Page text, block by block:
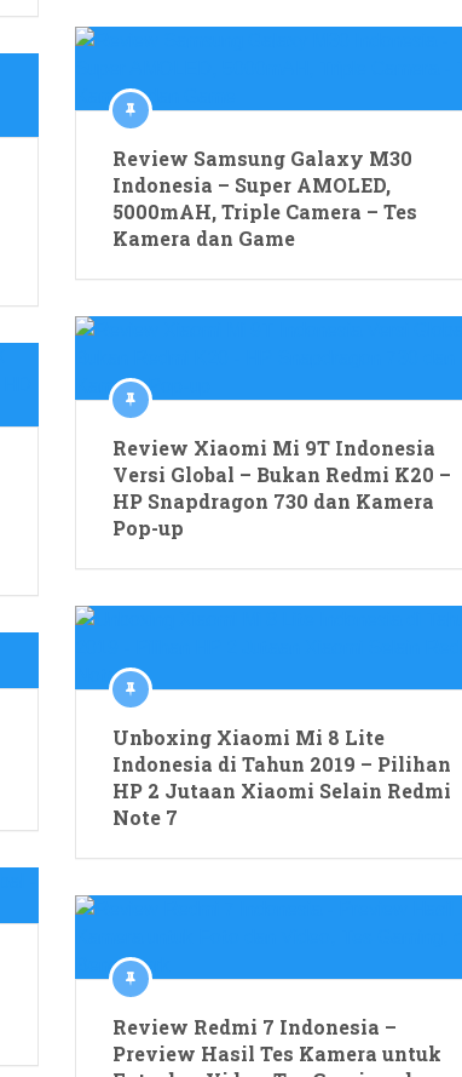
Review Samsung Galaxy M30
Indonesia – Super AMOLED,
5000mAH, Triple Camera – Tes
Kamera dan Game
Review Xiaomi Mi 9T Indonesia
Versi Global – Bukan Redmi K20 –
HP Snapdragon 730 dan Kamera
Pop-up
Unboxing Xiaomi Mi 8 Lite
Indonesia di Tahun 2019 – Pilihan
HP 2 Jutaan Xiaomi Selain Redmi
Note 7
Review Redmi 7 Indonesia –
Preview Hasil Tes Kamera untuk